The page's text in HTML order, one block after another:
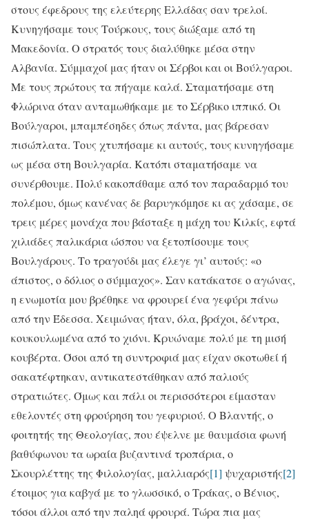
στους έφεδρους της ελεύτερης Ελλάδας σαν τρελοί.
Κυνηγήσαμε τους Τούρκους, τους διώξαμε από τη
Μακεδονία. Ο στρατός τους διαλύθηκε μέσα στην
Αλβανία. Σύμμαχοί μας ήταν οι Σέρβοι και οι Βούλγαροι.
Με τους πρώτους τα πήγαμε καλά. Σταματήσαμε στη
Φλώρινα όταν ανταμωθήκαμε με το Σέρβικο ιππικό. Οι
Βούλγαροι, μπαμπέσηδες όπως πάντα, μας βάρεσαν
πισώπλατα. Τους χτυπήσαμε κι αυτούς, τους κυνηγήσαμε
ως μέσα στη Βουλγαρία. Κατόπι σταματήσαμε να
συνέρθουμε. Πολύ κακοπάθαμε από τον παραδαρμό του
πολέμου, όμως κανένας δε βαρυγκόμησε κι ας χάσαμε, σε
τρεις μέρες μονάχα που βάσταξε η μάχη του Κιλκίς, εφτά
χιλιάδες παλικάρια ώσπου να ξετοπίσουμε τους
Βουλγάρους. Το τραγούδι μας έλεγε γι’ αυτούς: «ο
άπιστος, ο δόλιος ο σύμμαχος». Σαν κατάκατσε ο αγώνας,
η ενωμοτία μου βρέθηκε να φρουρεί ένα γεφύρι πάνω
από την Έδεσσα. Χειμώνας ήταν, όλα, βράχοι, δέντρα,
κουκουλωμένα από το χιόνι. Κρυώναμε πολύ με τη μισή
κουβέρτα. Όσοι από τη συντροφιά μας είχαν σκοτωθεί ή
σακατέφτηκαν, αντικατεστάθηκαν από παλιούς
στρατιώτες. Όμως και πάλι οι περισσότεροι είμασταν
εθελοντές στη φρούρηση του γεφυριού. Ο Βλαντής, ο
φοιτητής της Θεολογίας, που έψελνε με θαυμάσια φωνή
βαθύφωνου τα ωραία βυζαντινά τροπάρια, ο
Σκουρλέττης της Φιλολογίας, μαλλιαρός[1] ψυχαριστής[2]
έτοιμος για καβγά με το γλωσσικό, ο Τράκας, ο Βένιος,
τόσοι άλλοι από την παληά φρουρά. Τώρα πια μας